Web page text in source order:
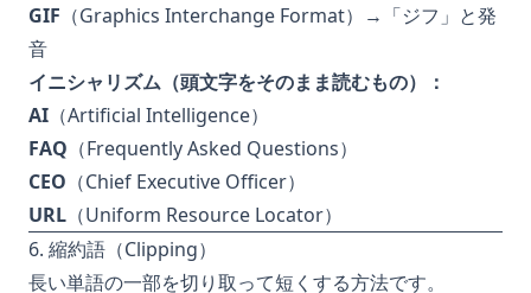
GIF （Graphics Interchange Format）→「ジフ」と発
音
イニシャリズム（頭文字をそのまま読むもの）：
AI （Artificial Intelligence）
FAQ （Frequently Asked Questions）
CEO （Chief Executive Officer）
URL （Uniform Resource Locator）
6. 縮約語（Clipping）
長い単語の一部を切り取って短くする方法です。